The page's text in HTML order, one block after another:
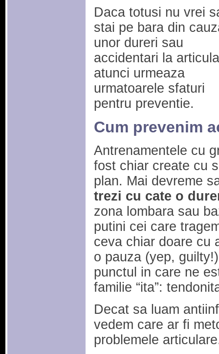
Daca totusi nu vrei
stai pe bara din
unor dureri sau
accidentari la
atunci urmeaza
urmatoarele sfaturi
pentru preventie.
Cum prevenim
Antrenamentele cu
fost chiar create cu
plan. Mai devreme
trezi cu cate o
zona lombara sau
putini cei care
ceva chiar doare cu
o pauza (yep,
punctul in care ne
familie “ita”:
Decat sa luam
vedem care ar fi
problemele